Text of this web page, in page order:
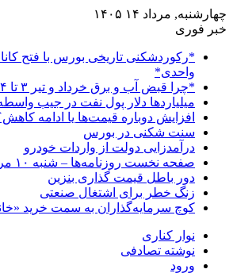
چهارشنبه, مرداد ۱۴ ۱۴۰۵
خبر فوری
واحدی*
*چرا قبض آب و برق خرداد و تیر ۳ تا ۴ برابر شده است؟ *
میلیاردها دلار پول نفت در جیب
افزایش دوباره قیمت‌ها یا ادامه
سنت شکنی در بورس
درآمدزایی دولت از واردات خودرو
صفحه نخست روزنامه‌ها – شنبه ۱۰ مرداد
دور باطل قیمت گذاری بنزین
زنگ خطر برای اشتغال صنعتی
کوچ سرمایه‌گذاران به سمت خرید
نوار کناری
نوشته تصادفی
ورود